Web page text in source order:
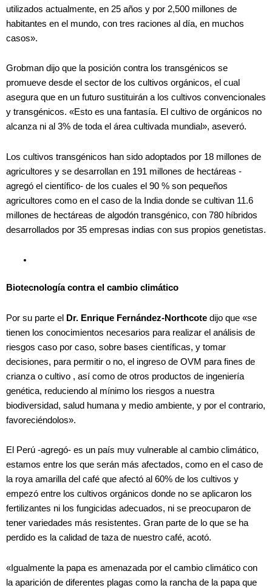
utilizados actualmente, en 25 años y por 2,500 millones de
habitantes en el mundo, con tres raciones al día, en muchos
casos».
Grobman dijo que la posición contra los transgénicos se
promueve desde el sector de los cultivos orgánicos, el cual
asegura que en un futuro sustituirán a los cultivos convencionales
y transgénicos. «Esto es una fantasía. El cultivo de orgánicos no
alcanza ni al 3% de toda el área cultivada mundial», aseveró.
Los cultivos transgénicos han sido adoptados por 18 millones de
agricultores y se desarrollan en 191 millones de hectáreas -
agregó el científico- de los cuales el 90 % son pequeños
agricultores como en el caso de la India donde se cultivan 11.6
millones de hectáreas de algodón transgénico, con 780 híbridos
desarrollados por 35 empresas indias con sus propios genetistas.
Biotecnología contra el cambio climático
Por su parte el Dr. Enrique Fernández-Northcote dijo que «se
tienen los conocimientos necesarios para realizar el análisis de
riesgos caso por caso, sobre bases científicas, y tomar
decisiones, para permitir o no, el ingreso de OVM para fines de
crianza o cultivo , así como de otros productos de ingeniería
genética, reduciendo al mínimo los riesgos a nuestra
biodiversidad, salud humana y medio ambiente, y por el contrario,
favoreciéndolos».
El Perú -agregó- es un país muy vulnerable al cambio climático,
estamos entre los que serán más afectados, como en el caso de
la roya amarilla del café que afectó al 60% de los cultivos y
empezó entre los cultivos orgánicos donde no se aplicaron los
fertilizantes ni los fungicidas adecuados, ni se preocuparon de
tener variedades más resistentes. Gran parte de lo que se ha
perdido es la calidad de taza de nuestro café, acotó.
«Igualmente la papa es amenazada por el cambio climático con
la aparición de diferentes plagas como la rancha de la papa que